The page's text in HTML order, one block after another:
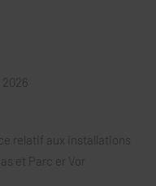
relatif aux installations
et Parc er Vor